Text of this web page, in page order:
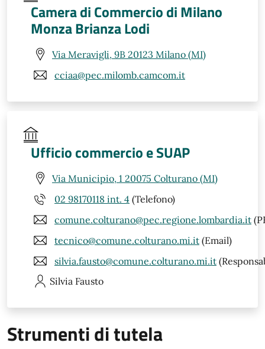
Camera di Commercio di Milano
Monza Brianza Lodi
Via Meravigli, 9B 20123 Milano (MI)
cciaa@pec.milomb.camcom.it
Ufficio commercio e SUAP
Via Municipio, 1 20075 Colturano (MI)
02 98170118 int. 4 (Telefono)
comune.colturano@pec.regione.lombardia.it
tecnico@comune.colturano.mi.it (Email)
silvia.fausto@comune.colturano.mi.it
Silvia Fausto
Strumenti di tutela